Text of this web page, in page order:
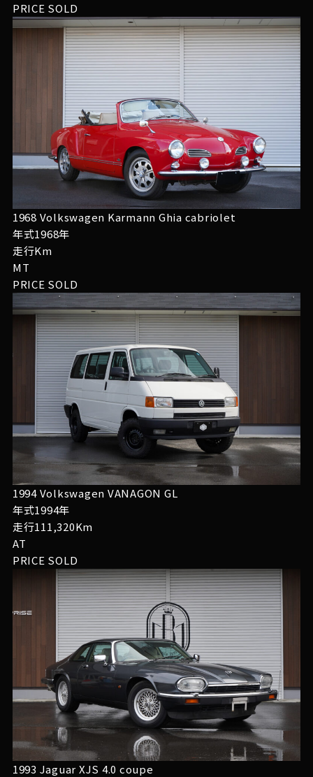
PRICE SOLD
1968 Volkswagen Karmann Ghia cabriolet
年式1968年
走行Km
MT
PRICE SOLD
1994 Volkswagen VANAGON GL
年式1994年
走行111,320Km
AT
PRICE SOLD
1993 Jaguar XJS 4.0 coupe